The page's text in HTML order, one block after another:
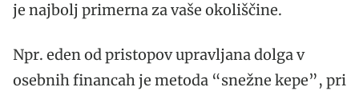
je najbolj primerna za vaše okoliščine.
Npr. eden od pristopov upravljana dolga v
osebnih financah je metoda “snežne kepe”, pri